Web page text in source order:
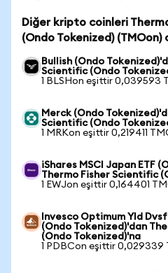
Diğer kripto coinleri
(Ondo Tokenized)
Bullish (Ondo
Scientific (Ondo
1 BLSHon eşittir 0,039593
Merck (Ondo
Scientific (Ondo
1 MRKon eşittir 0,219411
iShares MSCI Japan ETF
Thermo Fisher Scientific
1 EWJon eşittir 0,164401
Invesco Optimum Yld
(Ondo Tokenized)'dan
(Ondo Tokenized)'na
1 PDBCon eşittir 0,029339